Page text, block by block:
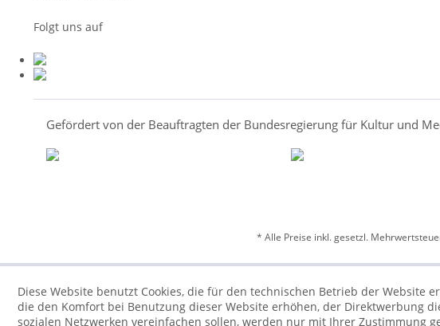
Folgt uns auf
Gefördert von der Beauftragten der Bundesregierung für Kultur und
* Alle Preise inkl. gesetzl.
Diese Website benutzt Cookies, die für den technischen Betrieb der Website
die den Komfort bei Benutzung dieser Website erhöhen, der Direktwerbung
sozialen Netzwerken vereinfachen sollen, werden nur mit Ihrer Zustimmung